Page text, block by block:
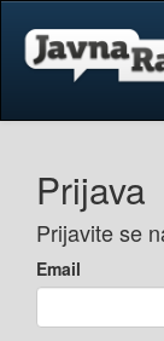
Prijava
Prijavite se
Email